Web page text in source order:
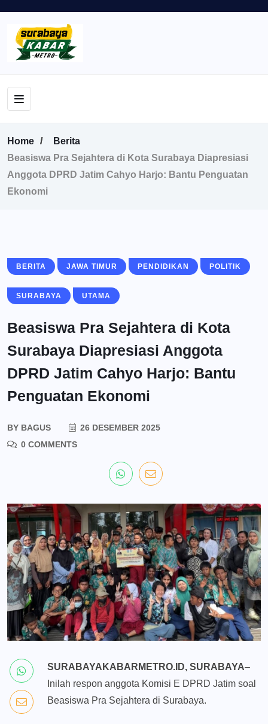
Home
Berita
Beasiswa Pra Sejahtera di Kota Surabaya Diapresiasi
Anggota DPRD Jatim Cahyo Harjo: Bantu Penguatan
Ekonomi
BERITA JAWA TIMUR PENDIDIKAN POLITIK
SURABAYA UTAMA
Beasiswa Pra Sejahtera di Kota
Surabaya Diapresiasi Anggota
DPRD Jatim Cahyo Harjo: Bantu
Penguatan Ekonomi
BY BAGUS
26 DESEMBER 2025
0 COMMENTS
SURABAYAKABARMETRO.ID, SURABAYA–
Inilah respon anggota Komisi E DPRD Jatim soal
Beasiswa Pra Sejahtera di Surabaya.